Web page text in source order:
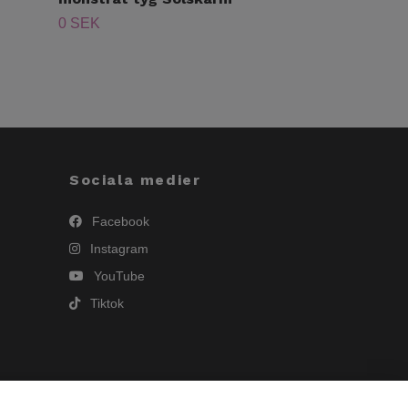
0 SEK
Sociala medier
Facebook
Instagram
YouTube
Tiktok